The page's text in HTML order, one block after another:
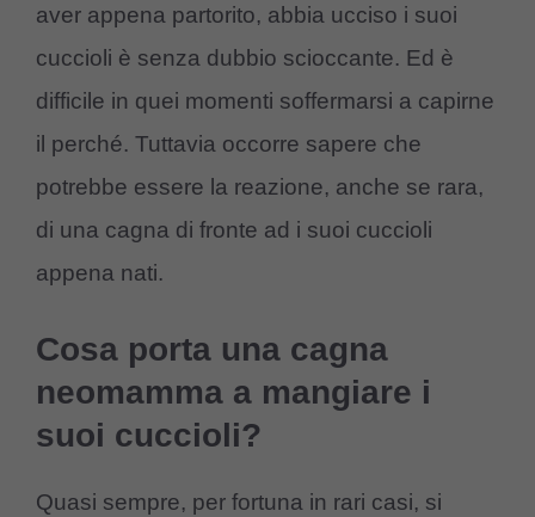
aver appena partorito, abbia ucciso i suoi
cuccioli è senza dubbio scioccante. Ed è
difficile in quei momenti soffermarsi a capirne
il perché. Tuttavia occorre sapere che
potrebbe essere la reazione, anche se rara,
di una cagna di fronte ad i suoi cuccioli
appena nati.
Cosa porta una cagna
neomamma a mangiare i
suoi cuccioli?
Quasi sempre, per fortuna in rari casi, si